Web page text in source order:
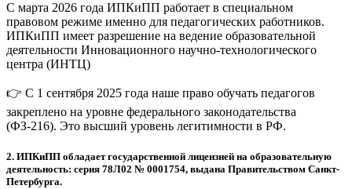
С марта 2026 года ИПКиПП работает в специальном
правовом режиме именно для педагогических работников.
ИПКиПП имеет разрешение на ведение образовательной
деятельности Инновационного научно-технологического
центра (ИНТЦ)
👉 С 1 сентября 2025 года наше право обучать педагогов
закреплено на уровне федерального законодательства
(ФЗ-216). Это высший уровень легитимности в РФ.
2. ИПКиПП обладает государственной лицензией на образовательную
деятельность: серия 78Л02 № 0001754, выдана Правительством Санкт-
Петербурга.